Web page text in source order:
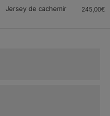
Jersey de cachemir 245,00€